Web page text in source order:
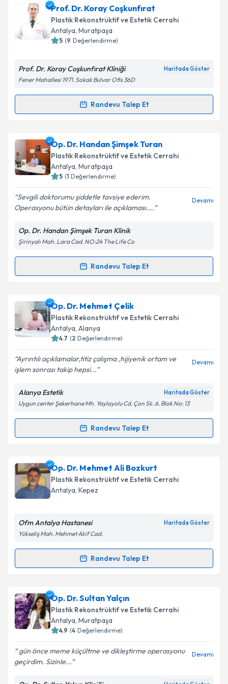
Prof. Dr. Cemal Fırat için randevu takvimi talebi
oluşturun. Size bu uzmandan randevu almanız için bir
takvim hazırlandığında e-posta ile bilgilendireceğiz.
Kişisel verilerimin işlenmesine ilişkinAydınlatma
'ni okudum ve kişisel verilerimin belirtilen
Takvim Talebini Gönder
Prof. Dr. Koray Coşkunfırat
Plastik Rekonstrüktif ve Estetik Cerrahi
Antalya, Muratpaşa
5 (9 Değerlendirme)
Prof. Dr. Koray Coşkunfırat Kliniği Haritada Göster
Fener Mahallesi 1971. Sokak Bulvar Ofis 36D
Randevu Talep Et
Randevu Takvimi Talebi
Prof. Dr. Koray Coşkunfıratiçin randevu takvimi
talebi oluşturun. Size bu uzmandan randevu almanız
için bir takvim hazırlandığında e-posta ile
bilgilendireceğiz.
E-posta Adresiniz
Kişisel verilerimin işlenmesine ilişkin
Metni'ni okudum ve kişisel verilerimin belirtilen
kapsamda işlenmesini kabul ediyorum.
Op. Dr. Handan Şimşek Turan
Plastik Rekonstrüktif ve Estetik Cerrahi
Antalya, Muratpaşa
5 (1 Değerlendirme)
Sevgili doktorumu şiddetle tavsiye ederim.
Operasyonu bütün detayları ile açıklaması....
Devamı
Op. Dr. Handan Şimşek Turan Klinik
Şirinyalı Mah. Lara Cad. NO:24 The Life Co
Randevu Talep Et
Randevu Takvimi Talebi
Op. Dr. Handan Şimşek Turan
talebi oluşturun. Size bu uzmandan randevu almanız
için bir takvim hazırlandığında e-posta ile
bilgilendireceğiz.
E-posta Adresiniz
Kişisel verilerimin işlenmesine ilişkinAydınlatma
Metni'ni okudum ve kişisel verilerimin belirtilen
kapsamda işlenmesini kabul ediyorum.
Op. Dr. Mehmet Çelik
Plastik Rekonstrüktif ve Estetik Cerrahi
Antalya, Alanya
4.7 (2 Değerlendirme)
Ayrıntılı açıklamalar,titiz çalışma ,hijiyenik ortam ve
işlem sonrası takip hepsi...
Devamı
Alanya Estetik Haritada Göster
Uygun center Şekerhane Mh. Yaylayolu Cd. Çon Sk. 6. Blok No: 13
Randevu Talep Et
Randevu Takvimi Talebi
Op. Dr. Mehmet Çelikiçin randevu takvimi talebi
oluşturun. Size bu uzmandan randevu almanız için bir
takvim hazırlandığında e-posta ile bilgilendireceğiz.
Kişisel verilerimin işlenmesine ilişkin
Metni'ni okudum ve kişisel verilerimin belirtilen
Takvim Talebini Gönder
Op. Dr. Mehmet Ali Bozkurt
Plastik Rekonstrüktif ve Estetik Cerrahi
Antalya, Kepez
Ofm Antalya Hastanesi Haritada Göster
Yükseliş Mah. Mehmet Akif Cad.
Randevu Talep Et
Randevu Takvimi Talebi
Op. Dr. Mehmet Ali Bozkurt
talebi oluşturun. Size bu uzmandan randevu almanız
için bir takvim hazırlandığında e-posta ile
bilgilendireceğiz.
E-posta Adresiniz
Op. Dr. Sultan Yalçın
Plastik Rekonstrüktif ve Estetik Cerrahi
Antalya, Muratpaşa
4.9 (4 Değerlendirme)
gün önce meme küçültme ve dikleştirme operasyonu
geçirdim. Sizinle...
Devamı